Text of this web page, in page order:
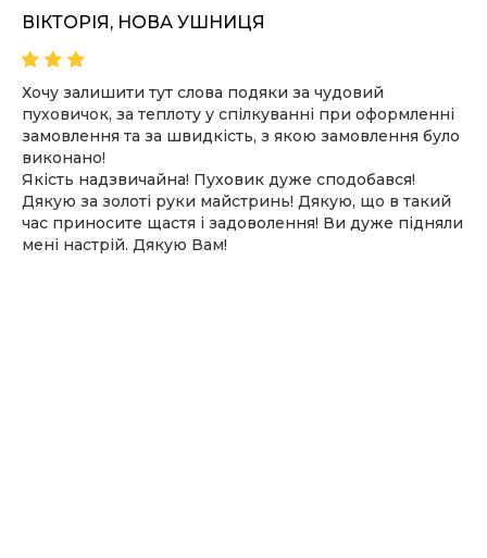
ВІКТОРІЯ, НОВА УШНИЦЯ
Хочу залишити тут слова подяки за чудовий
пуховичок, за теплоту у спілкуванні при оформленні
замовлення та за швидкість, з якою замовлення було
виконано!
Якість надзвичайна! Пуховик дуже сподобався!
Дякую за золоті руки майстринь! Дякую, що в такий
час приносите щастя і задоволення! Ви дуже підняли
мені настрій. Дякую Вам!